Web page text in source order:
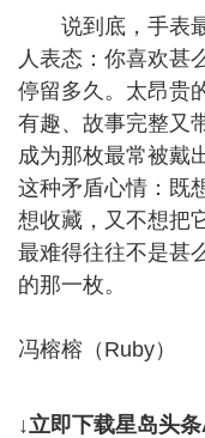
说到底，手表最
人表态：你喜欢甚
停留多久。太昂贵
有趣、故事完整又
成为那枚最常被戴
这种矛盾心情：既
想收藏，又不想把
最难得往往不是甚
的那一枚。
冯榕榕（Ruby）
↓立即下载星岛头